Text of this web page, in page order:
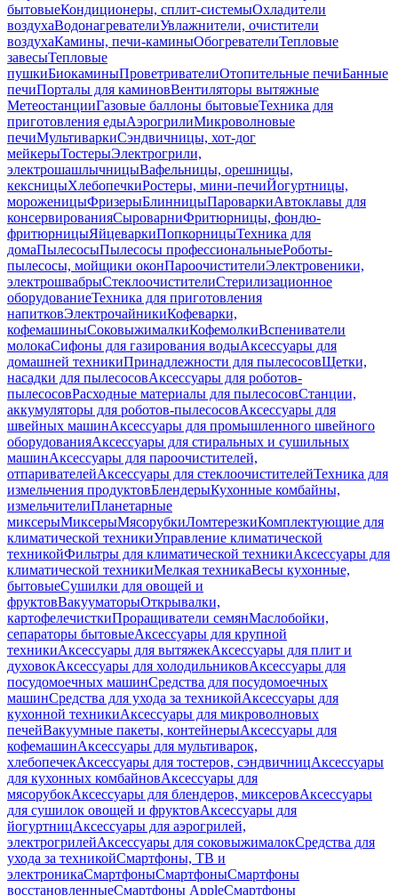
бытовыеКондиционеры, сплит-системыОхладители
воздухаВодонагревателиУвлажнители, очистители
воздухаКамины, печи-каминыОбогревателиТепловые
завесыТепловые
пушкиБиокаминыПроветривателиОтопительные печиБанные
печиПорталы для каминовВентиляторы вытяжные
МетеостанцииГазовые баллоны бытовыеТехника для
приготовления едыАэрогрилиМикроволновые
печиМультиваркиСэндвичницы, хот-дог
мейкерыТостерыЭлектрогрили,
электрошашлычницыВафельницы, орешницы,
кексницыХлебопечкиРостеры, мини-печиЙогуртницы,
мороженицыФризерыБлинницыПароваркиАвтоклавы для
консервированияСыроварниФритюрницы, фондю-
фритюрницыЯйцеваркиПопкорницыТехника для
домаПылесосыПылесосы профессиональныеРоботы-
пылесосы, мойщики оконПароочистителиЭлектровеники,
электрошвабрыСтеклоочистителиСтерилизационное
оборудованиеТехника для приготовления
напитковЭлектрочайникиКофеварки,
кофемашиныСоковыжималкиКофемолкиВспениватели
молокаСифоны для газирования водыАксессуары для
домашней техникиПринадлежности для пылесосовЩетки,
насадки для пылесосовАксессуары для роботов-
пылесосовРасходные материалы для пылесосовСтанции,
аккумуляторы для роботов-пылесосовАксессуары для
швейных машинАксессуары для промышленного швейного
оборудованияАксессуары для стиральных и сушильных
машинАксессуары для пароочистителей,
отпаривателейАксессуары для стеклоочистителейТехника для
измельчения продуктовБлендерыКухонные комбайны,
измельчителиПланетарные
миксерыМиксерыМясорубкиЛомтерезкиКомплектующие для
климатической техникиУправление климатической
техникойФильтры для климатической техникиАксессуары для
климатической техникиМелкая техникаВесы кухонные,
бытовыеСушилки для овощей и
фруктовВакууматорыОткрывалки,
картофелечисткиПроращиватели семянМаслобойки,
сепараторы бытовыеАксессуары для крупной
техникиАксессуары для вытяжекАксессуары для плит и
духовокАксессуары для холодильниковАксессуары для
посудомоечных машинСредства для посудомоечных
машинСредства для ухода за техникойАксессуары для
кухонной техникиАксессуары для микроволновых
печейВакуумные пакеты, контейнерыАксессуары для
кофемашинАксессуары для мультиварок,
хлебопечекАксессуары для тостеров, сэндвичницАксессуары
для кухонных комбайновАксессуары для
мясорубокАксессуары для блендеров, миксеровАксессуары
для сушилок овощей и фруктовАксессуары для
йогуртницАксессуары для аэрогрилей,
электрогрилейАксессуары для соковыжималокСредства для
ухода за техникойСмартфоны, ТВ и
электроникаСмартфоныСмартфоныСмартфоны
восстановленныеСмартфоны AppleСмартфоны